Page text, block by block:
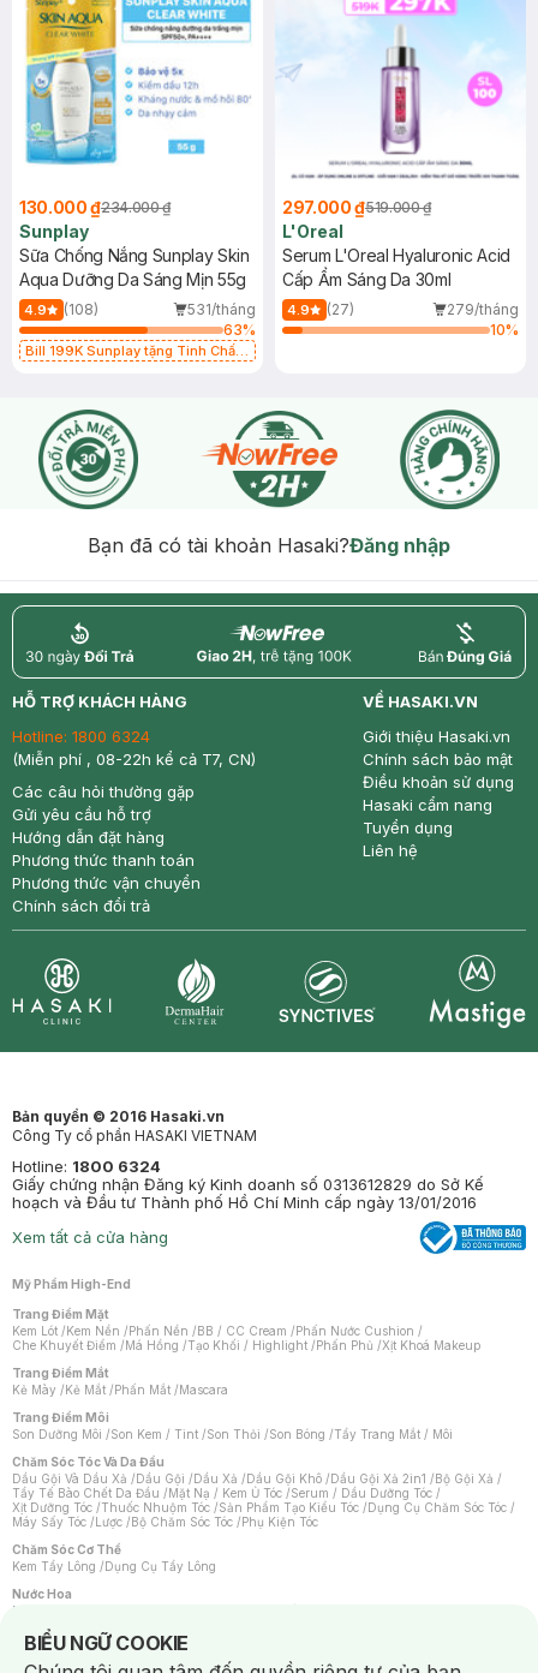
130.000 ₫234.000 ₫
Sunplay
Sữa Chống Nắng Sunplay Skin
Aqua Dưỡng Da Sáng Mịn 55g
4.9 (108)
531/tháng
63%
Bill 199K Sunplay tặng Tinh Chất
297.000 ₫519.000 ₫
L'Oreal
Serum L'Oreal Hyaluronic Acid
Cấp Ẩm Sáng Da 30ml
4.9 (27)
279/tháng
10%
Bạn đã có tài khoản Hasaki?Đăng nhập
return nowfree price
HỖ TRỢ KHÁCH HÀNG
Hotline: 1800 6324
(Miễn phí , 08-22h kể cả T7, CN)
Các câu hỏi thường gặp
Gửi yêu cầu hỗ trợ
Hướng dẫn đặt hàng
Phương thức thanh toán
Phương thức vận chuyển
Chính sách đổi trả
VỀ HASAKI.VN
Giới thiệu Hasaki.vn
Chính sách bảo mật
Điều khoản sử dụng
Hasaki cẩm nang
Tuyển dụng
Liên hệ
Bản quyền © 2016 Hasaki.vn
Công Ty cổ phần HASAKI VIETNAM
Hotline: 1800 6324
Giấy chứng nhận Đăng ký Kinh doanh số 0313612829 do Sở Kế
hoạch và Đầu tư Thành phố Hồ Chí Minh cấp ngày 13/01/2016
Xem tất cả cửa hàng
Mỹ Phẩm High-End
Trang Điểm Mặt
Kem Lót /Kem Nền /Phấn Nền /BB / CC Cream /Phấn Nước Cushion /
Che Khuyết Điểm /Má Hồng /Tạo Khối / Highlight /Phấn Phủ /Xịt Khoá Makeup
Trang Điểm Mắt
Kẻ Mày /Kẻ Mắt /Phấn Mắt /Mascara
Trang Điểm Môi
Son Dưỡng Môi /Son Kem / Tint /Son Thỏi /Son Bóng /Tẩy Trang Mắt / Môi
Chăm Sóc Tóc Và Da Đầu
Dầu Gội Và Dầu Xả /Dầu Gội /Dầu Xả /Dầu Gội Khô /Dầu Gội Xả 2in1 /Bộ Gội Xả /
Tẩy Tế Bào Chết Da Đầu /Mặt Nạ / Kem Ủ Tóc /Serum / Dầu Dưỡng Tóc /
Xịt Dưỡng Tóc /Thuốc Nhuộm Tóc /Sản Phẩm Tạo Kiểu Tóc /Dụng Cụ Chăm Sóc Tóc /
Máy Sấy Tóc /Lược /Bộ Chăm Sóc Tóc /Phụ Kiện Tóc
Chăm Sóc Cơ Thể
Kem Tẩy Lông /Dụng Cụ Tẩy Lông
Nước Hoa
Nước Hoa Nữ
Chăm Sóc Cá Nhân
Chống Muỗi /Khẩu Trang /Máy Massage/Mặt Nạ Xông Hơi /Nước Rửa Tay/
BIỂU NGỮ COOKIE
Notice about cookies usage